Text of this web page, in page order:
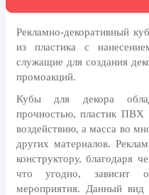
день
27 марта, День театра
1 апреля, День смеха
благоустройству
День геолога (первое воскресенье
апреля)
Светлая Пасха
12 апреля, День космонавтики
Рекламно-декоративный
из пластика с
служащие для создания
промоакций.
Кубы для декора
прочностью, пластик ПВХ
воздействию, а масса во
других материалов.
конструктору, благодаря
что угодно, зависит
мероприятия. Данный вид